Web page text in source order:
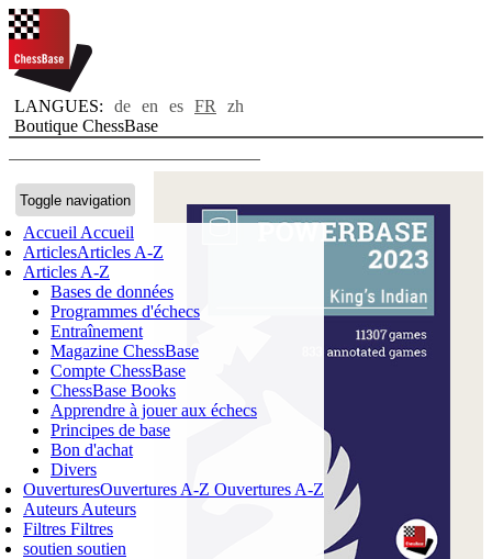
LANGUES: de en es FR
zh
Boutique ChessBase
Toggle navigation
Accueil Accueil
ArticlesArticles A-Z
Articles A-Z
Bases de données
Programmes d'échecs
Entraînement
Magazine ChessBase
Compte ChessBase
ChessBase Books
Apprendre à jouer aux échecs
Principes de base
Bon d'achat
Divers
OuverturesOuvertures A-Z Ouvertures A-Z
Auteurs Auteurs
Filtres Filtres
soutien soutien